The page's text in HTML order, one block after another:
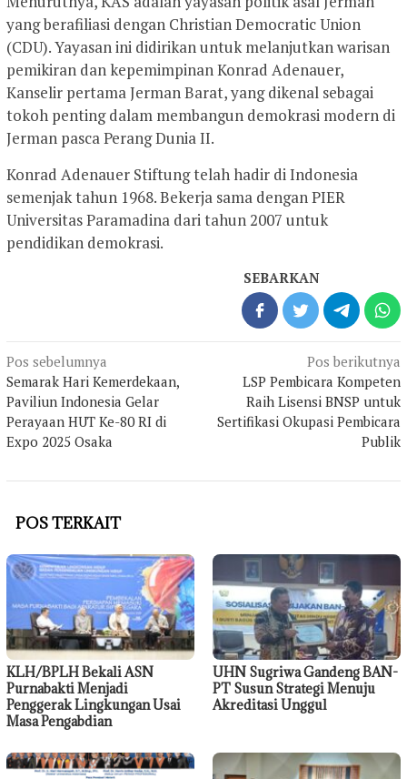
yang berafiliasi dengan Christian Democratic Union
(CDU). Yayasan ini didirikan untuk melanjutkan warisan
pemikiran dan kepemimpinan Konrad Adenauer,
Kanselir pertama Jerman Barat, yang dikenal sebagai
tokoh penting dalam membangun demokrasi modern di
Jerman pasca Perang Dunia II.
Konrad Adenauer Stiftung telah hadir di Indonesia
semenjak tahun 1968. Bekerja sama dengan PIER
Universitas Paramadina dari tahun 2007 untuk
pendidikan demokrasi.
SEBARKAN
Navigasi
pos
Pos sebelumnya
Semarak Hari Kemerdekaan,
Paviliun Indonesia Gelar
Perayaan HUT Ke-80 RI di
Expo 2025 Osaka
Pos berikutnya
LSP Pembicara Kompeten
Raih Lisensi BNSP untuk
Sertifikasi Okupasi Pembicara
Publik
POS TERKAIT
KLH/BPLH Bekali ASN
Purnabakti Menjadi
Penggerak Lingkungan Usai
Masa Pengabdian
UHN Sugriwa Gandeng BAN-
PT Susun Strategi Menuju
Akreditasi Unggul